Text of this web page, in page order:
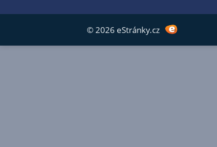
© 2026 eStránky.cz